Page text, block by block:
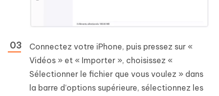
Connectez votre iPhone, puis pressez sur «
Vidéos » et « Importer », choisissez «
Sélectionner le fichier que vous voulez » dans
la barre d’options supérieure, sélectionnez les